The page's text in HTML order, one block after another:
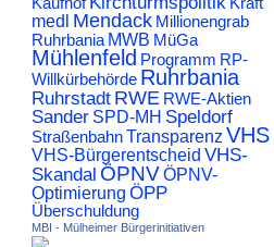
medl Mendack Millionengrab
Ruhrbania MWB MüGa
Mühlenfeld Programm RP-
Willkürbehörde Ruhrbania
Ruhrstadt RWE RWE-Aktien
Sander SPD-MH Speldorf
StraßenbahnTransparenz VHS
VHS-Bürgerentscheid VHS-
Skandal ÖPNVÖPNV-
Optimierung ÖPP
Überschuldung
MBI - Mülheimer Bürgerinitiativen